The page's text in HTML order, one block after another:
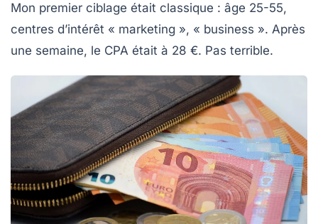
Mon premier ciblage était classique : âge 25-55,
centres d’intérêt « marketing », « business ». Après
une semaine, le CPA était à 28 €. Pas terrible.